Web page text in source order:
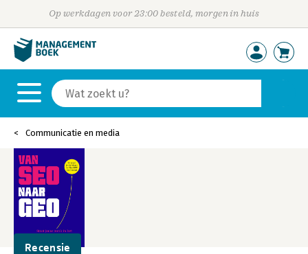
Op werkdagen voor 23:00 besteld, morgen in huis
Communicatie en media
Recensie